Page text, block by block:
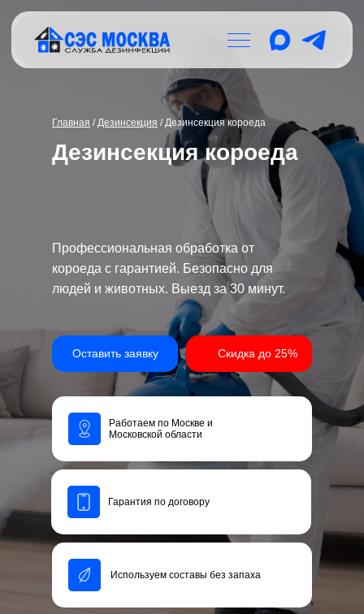
Дезинсекция короеда
Профессиональная обработка от
короеда с гарантией. Безопасно для
людей и животных. Выезд за 30 минут.
Главная /Дезинсекция / Дезинсекция короеда
Оставить заявку Скидка до 25%
Работаем по Москве и
Московской области
Гарантия по договору
Используем составы без запаха